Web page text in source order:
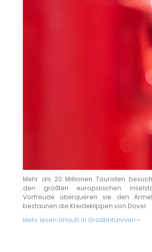
Mehr als 20 Millionen Touristen
den größten europäischen
Vorfreude überqueren sie den
bestaunen die Kreideklippen von Dover.
Mehr lesen: Urlaub in Großbritannien »